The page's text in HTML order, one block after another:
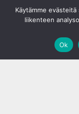
Käytämme
liikenteen
Ok